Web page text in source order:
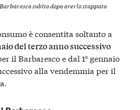
subito dopo averlo stappato
è consentita soltanto a
del terzo anno successivo
il Barbaresco e dal 1° gennaio
alla vendemmia per il